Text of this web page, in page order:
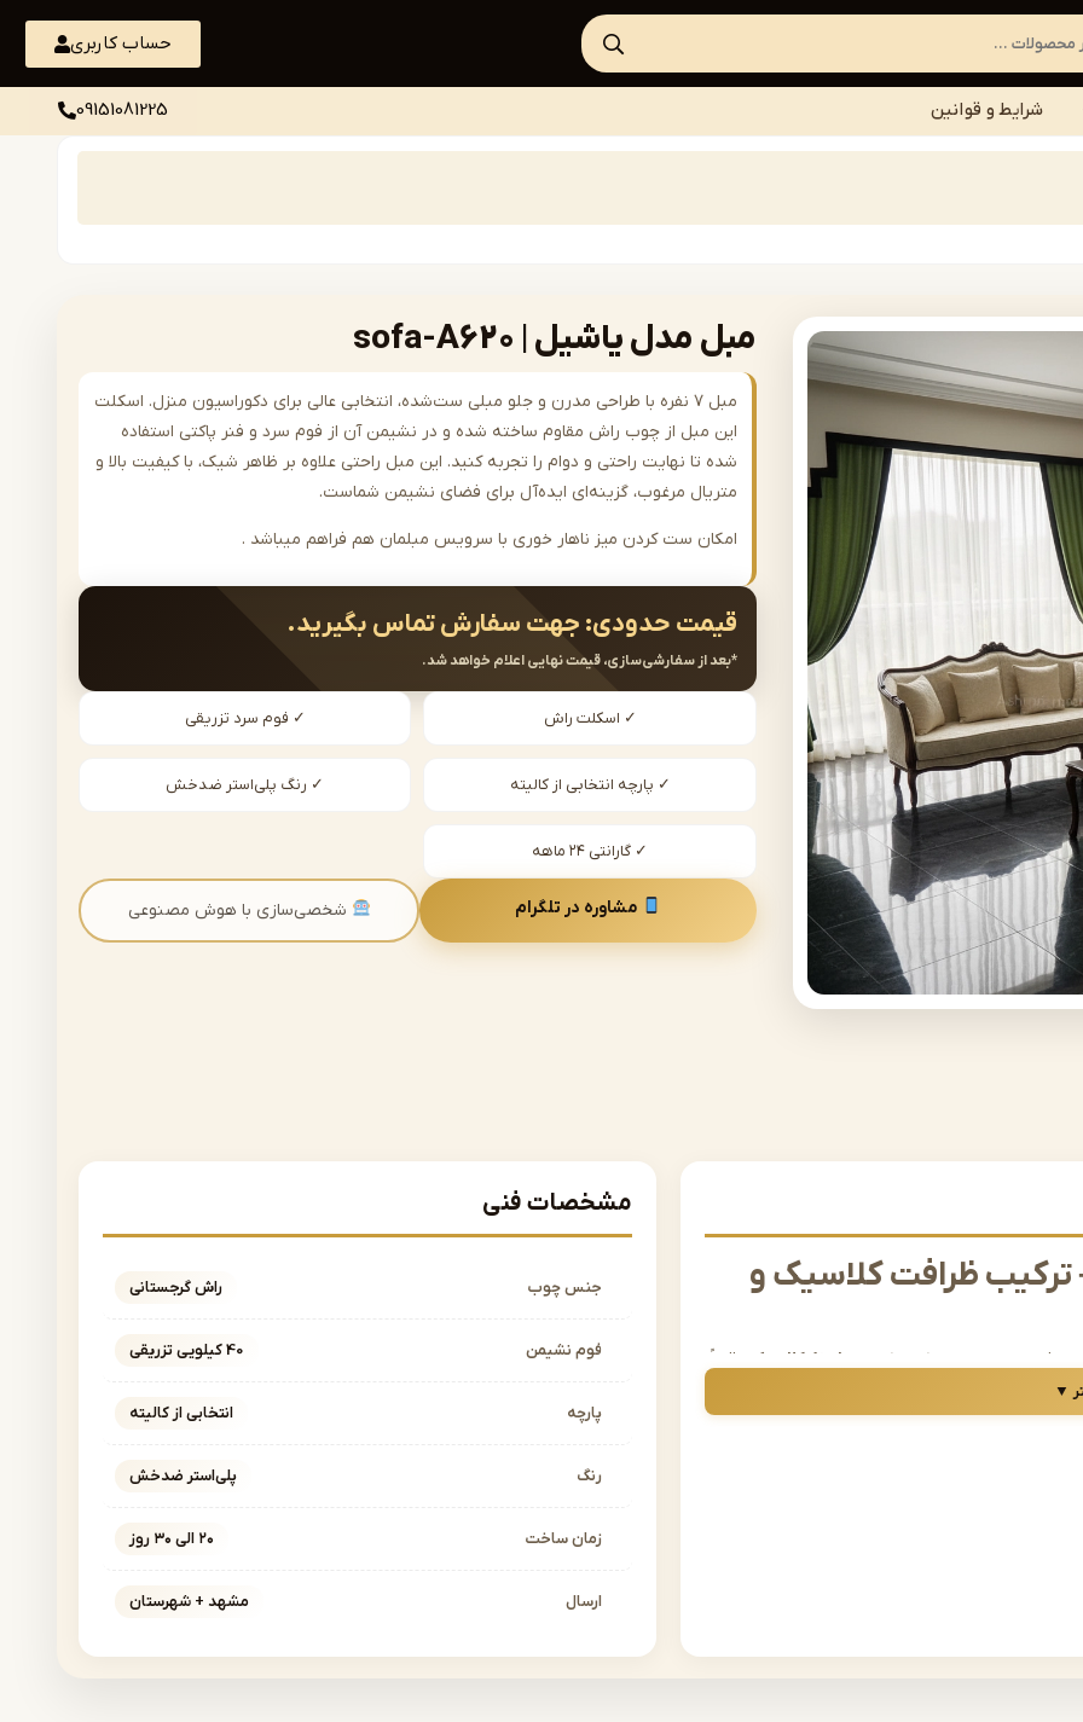
حساب کاربری
شرایط و قوانین 09151081225
مبل مدل یاشیل | sofa-A620
مبل ۷ نفره با طراحی مدرن و جلو مبلی ست‌شده، انتخابی عالی برای دکوراسیون منزل. اسکلت
این مبل از چوب راش مقاوم ساخته شده و در نشیمن آن از فوم سرد و فنر پاکتی استفاده
شده تا نهایت راحتی و دوام را تجربه کنید. این مبل راحتی علاوه بر ظاهر شیک، با کیفیت بالا و
متریال مرغوب، گزینه‌ای ایده‌آل برای فضای نشیمن شماست.
امکان ست کردن میز ناهار خوری با سرویس مبلمان هم فراهم میباشد .
قیمت حدودی: جهت سفارش تماس بگیرید.
*بعد از سفارشی‌سازی، قیمت نهایی اعلام خواهد شد.
✓ اسکلت راش ✓ فوم سرد تزریقی
✓ پارچه انتخابی از کالیته ✓ رنگ پلی‌استر ضدخش
✓ گارانتی ۲۴ ماهه
مشاوره در تلگرام شخصی‌سازی با هوش مصنوعی
ظرافت کلاسیک و
فرم‌های امروزی ترکیب کند، مبل نئوکلاسیک
دقیقاً
اخیر در دکوراسیون داخلی بسیار پرطرفدار
نئوکلاسیک در مشهد را دارید، در جای درستی
▼
مشخصات فنی
جنس چوب راش گرجستانی
فوم نشیمن 40 کیلویی تزریقی
پارچه انتخابی از کالیته
رنگ پلی‌استر ضدخش
زمان ساخت ۲۰ الی ۳۰ روز
ارسال مشهد + شهرستان